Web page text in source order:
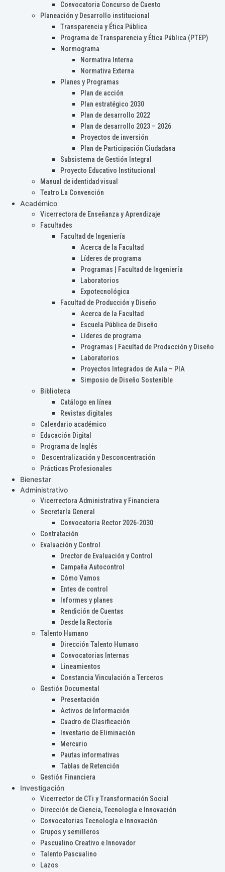
Convocatoria Concurso de Cuento
Planeación y Desarrollo institucional
Transparencia y Ética Pública
Programa de Transparencia y Ética Pública (PTEP)
Normograma
Normativa Interna
Normativa Externa
Planes y Programas
Plan de acción
Plan estratégico 2030
Plan de desarrollo 2022
Plan de desarrollo 2023 – 2026
Proyectos de inversión
Plan de Participación Ciudadana
Subsistema de Gestión Integral
Proyecto Educativo Institucional
Manual de identidad visual
Teatro La Convención
Académico
Vicerrectora de Enseñanza y Aprendizaje
Facultades
Facultad de Ingeniería
Acerca de la Facultad
Líderes de programa
Programas | Facultad de Ingeniería
Laboratorios
Expotecnológica
Facultad de Producción y Diseño
Acerca de la Facultad
Escuela Pública de Diseño
Líderes de programa
Programas | Facultad de Producción y Diseño
Laboratorios
Proyectos Integrados de Aula – PIA
Simposio de Diseño Sostenible
Biblioteca
Catálogo en línea
Revistas digitales
Calendario académico
Educación Digital
Programa de Inglés
Descentralización y Desconcentración
Prácticas Profesionales
Bienestar
Administrativo
Vicerrectora Administrativa y Financiera
Secretaría General
Convocatoria Rector 2026-2030
Contratación
Evaluación y Control
Drector de Evaluación y Control
Campaña Autocontrol
Cómo Vamos
Entes de control
Informes y planes
Rendición de Cuentas
Desde la Rectoría
Talento Humano
Dirección Talento Humano
Convocatorias Internas
Lineamientos
Constancia Vinculación a Terceros
Gestión Documental
Presentación
Activos de Información
Cuadro de Clasificación
Inventario de Eliminación
Mercurio
Pautas informativas
Tablas de Retención
Gestión Financiera
Investigación
Vicerrector de CTi y Transformación Social
Dirección de Ciencia, Tecnología e Innovación
Convocatorias Tecnología e Innovación
Grupos y semilleros
Pascualino Creativo e Innovador
Talento Pascualino
Lazos